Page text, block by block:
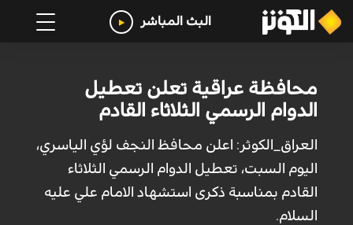
البث المباشر
محافظة عراقية تعلن تعطيل
الدوام الرسمي الثلاثاء القادم
العراق_الكوثر: اعلن محافظ النجف لؤي الياسري،
اليوم السبت، تعطيل الدوام الرسمي الثلاثاء
القادم بمناسبة ذكرى استشهاد الامام علي عليه
السلام.